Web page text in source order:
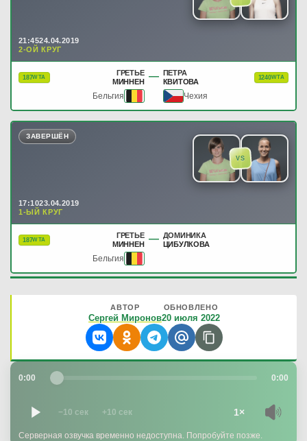
21:4524.04.2019
2-ОЙ КРУГ
187WTA
ГРЕТЬЕ
МИННЕН — ПЕТРА
КВИТОВА
1240WTA
Бельгия Чехия
VS
ЗАВЕРШЁН
17:1023.04.2019
1-ЫЙ КРУГ
187WTA
ГРЕТЬЕ
МИННЕН — ДОМИНИКА
ЦИБУЛКОВА
Бельгия
АВТОР
Сергей Миронов
ОБНОВЛЕНО
20 июля 2022
0:00 0:00
−10 сек +10 сек 1×
Серверная озвучка временно недоступна. Попробуйте позже.